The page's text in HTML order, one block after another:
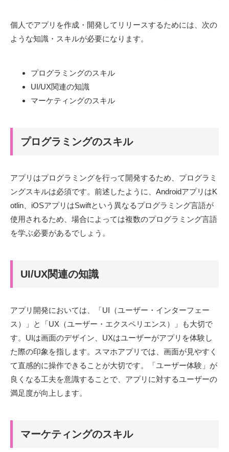
個人でアプリを作成・開発してリリースするためには、次の
ような知識・スキルが必要になります。
プログラミングのスキル
UI/UX関連の知識
マーケティングのスキル
プログラミングのスキル
アプリはプログラミングを行って開発するため、プログラミ
ングスキルは必須です。前述したように、AndroidアプリはK
otlin、iOSアプリはSwiftという異なるプログラミング言語が
使用されるため、場合によっては複数のプログラミング言語
を学ぶ必要があるでしょう。
UI/UX関連の知識
アプリ開発においては、「UI（ユーザー・インターフェー
ス）」と「UX（ユーザー・エクスペリエンス）」も大切で
す。UIは画面のデザイン、UXはユーザーがアプリを体験し
た際の印象を指します。スマホアプリでは、画面が見やすく
て直感的に操作できることが大切です。「ユーザー体験」が
良くなる工夫を意識することで、アプリに対するユーザーの
満足度が向上します。
マーケティングのスキル